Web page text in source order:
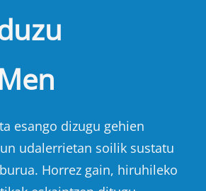
esango dizugu gehien
udalerrietan soilik sustatu
Horrez gain, hiruhileko